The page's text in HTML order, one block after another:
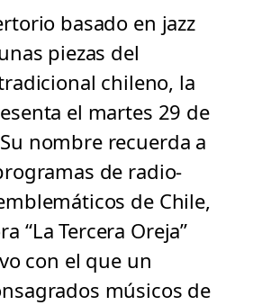
basado en jazz
piezas del
chileno, la
el martes 29 de
nombre recuerda a
de radio-
de Chile,
“La Tercera Oreja”
con el que un
músicos de